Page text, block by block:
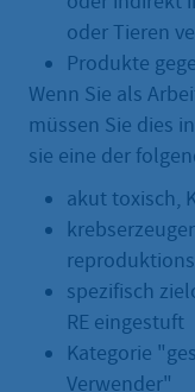
oder Tieren
Produkte
Wenn Sie als
müssen Sie dies
sie eine der
akut toxisch,
spezifisch
RE eingestuft
Kategorie
Verwender"